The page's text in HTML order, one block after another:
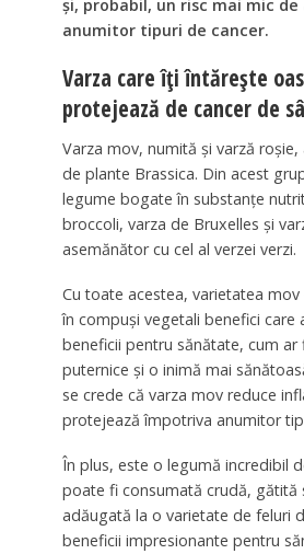
și, probabil, un risc mai mic
anumitor tipuri de cancer.
Varza care îți întărește
protejează de cancer de
Varza mov, numită și varză
de plante Brassica. Din acest
legume bogate în substanțe
broccoli, varza de Bruxelles și
asemănător cu cel al verzei verzi.
Cu toate acestea, varietatea
în compuși vegetali benefici care
beneficii pentru sănătate, cum ar
puternice și o inimă mai
se crede că varza mov reduce
protejează împotriva anumitor
În plus, este o legumă incredibil
poate fi consumată crudă, gătită
adăugată la o varietate de feluri
beneficii impresionante pentru